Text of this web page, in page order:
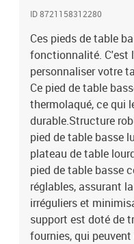
ID 8721158312280
Ces pieds de table
fonctionnalité. C'est
personnaliser votre
Ce pied de table
thermolaqué, ce qui
durable.Structure
pied de table basse
plateau de table
pied de table basse
réglables, assurant
irréguliers et
support est doté de
fournies, qui